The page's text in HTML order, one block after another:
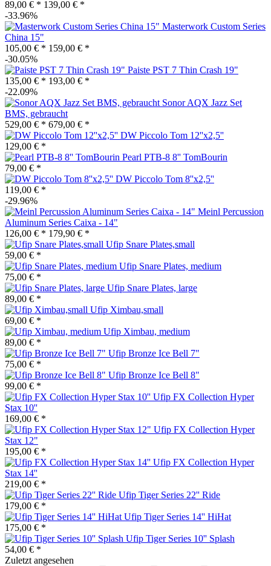
89,00 € * 139,00 € *
-33.96%
Masterwork Custom Series
China 15"
105,00 € * 159,00 € *
-30.05%
Paiste PST 7 Thin Crash 19"
135,00 € * 193,00 € *
-22.09%
Sonor AQX Jazz Set
BMS, gebraucht
529,00 € * 679,00 € *
DW Piccolo Tom 12''x2,5''
129,00 € *
Pearl PTB-8 8'' TomBourin
79,00 € *
DW Piccolo Tom 8''x2,5''
119,00 € *
-29.96%
Meinl Percussion
Aluminum Series Caixa - 14"
126,00 € * 179,90 € *
Ufip Snare Plates,small
59,00 € *
Ufip Snare Plates, medium
75,00 € *
Ufip Snare Plates, large
89,00 € *
Ufip Ximbau,small
69,00 € *
Ufip Ximbau, medium
89,00 € *
Ufip Bronze Ice Bell 7"
75,00 € *
Ufip Bronze Ice Bell 8"
99,00 € *
Ufip FX Collection Hyper
Stax 10''
169,00 € *
Ufip FX Collection Hyper
Stax 12"
195,00 € *
Ufip FX Collection Hyper
Stax 14''
219,00 € *
Ufip Tiger Series 22'' Ride
179,00 € *
Ufip Tiger Series 14'' HiHat
175,00 € *
Ufip Tiger Series 10'' Splash
54,00 € *
Zuletzt angesehen